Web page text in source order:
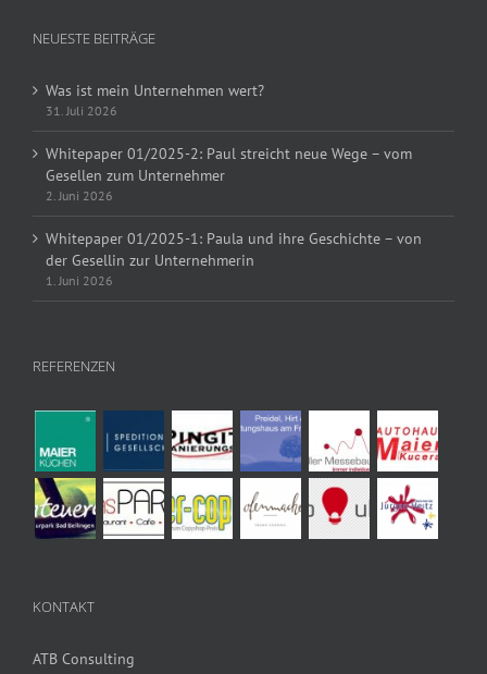
NEUESTE BEITRÄGE
Was ist mein Unternehmen wert?
31. Juli 2026
Whitepaper 01/2025-2: Paul streicht neue Wege – vom
Gesellen zum Unternehmer
2. Juni 2026
Whitepaper 01/2025-1: Paula und ihre Geschichte – von
der Gesellin zur Unternehmerin
1. Juni 2026
REFERENZEN
KONTAKT
ATB Consulting